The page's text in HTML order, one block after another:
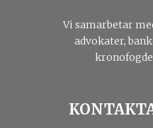
Vi samarbetar
advokater,